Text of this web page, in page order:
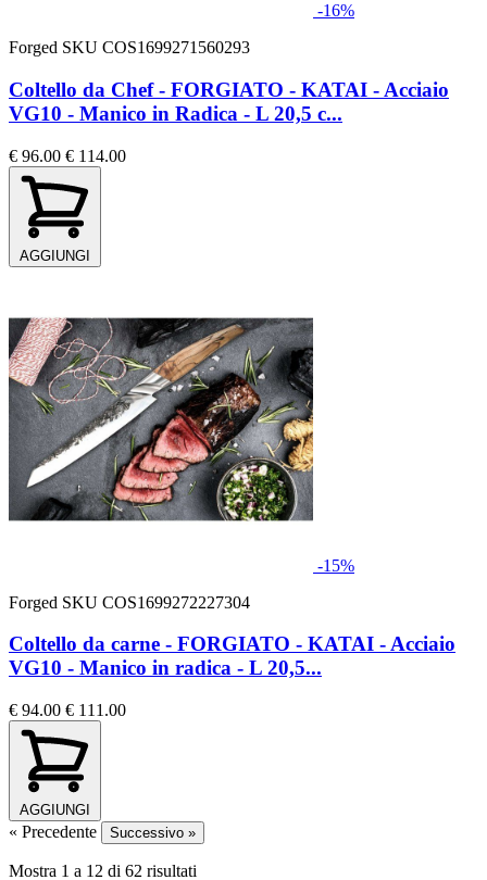
-16%
Forged SKU COS1699271560293
Coltello da Chef - FORGIATO - KATAI - Acciaio
VG10 - Manico in Radica - L 20,5 c...
€ 96.00 € 114.00
AGGIUNGI
-15%
Forged SKU COS1699272227304
Coltello da carne - FORGIATO - KATAI - Acciaio
VG10 - Manico in radica - L 20,5...
€ 94.00 € 111.00
AGGIUNGI
« Precedente Successivo »
Mostra 1 a 12 di 62 risultati